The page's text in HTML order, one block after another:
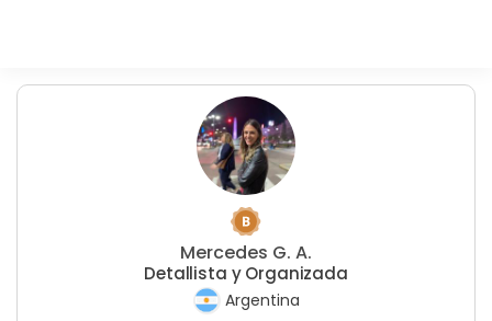
Mercedes G. A.
Detallista y Organizada
Argentina